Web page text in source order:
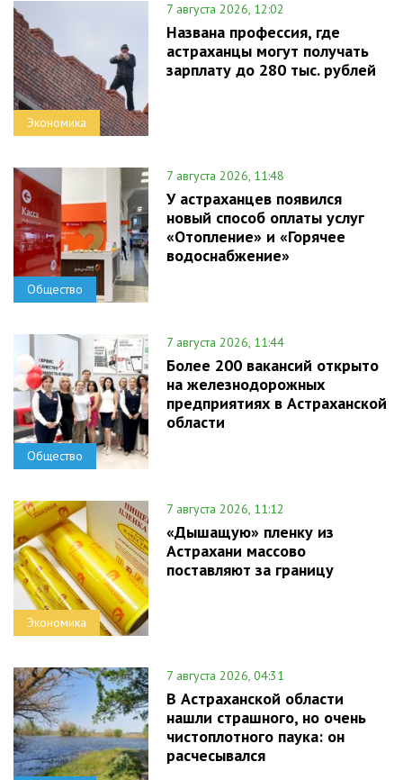
Экономика
7 августа 2026, 12:02
Названа профессия, где
астраханцы могут получать
зарплату до 280 тыс. рублей
Общество
7 августа 2026, 11:48
У астраханцев появился
новый способ оплаты услуг
«Отопление» и «Горячее
водоснабжение»
Общество
7 августа 2026, 11:44
Более 200 вакансий открыто
на железнодорожных
предприятиях в Астраханской
области
Экономика
7 августа 2026, 11:12
«Дышащую» пленку из
Астрахани массово
поставляют за границу
7 августа 2026, 04:31
В Астраханской области
нашли страшного, но очень
чистоплотного паука: он
расчесывался